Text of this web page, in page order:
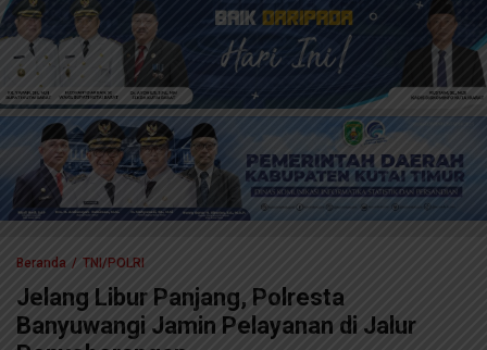
Beranda TNI/POLRI
Jelang Libur Panjang, Polresta
Banyuwangi Jamin Pelayanan di Jalur